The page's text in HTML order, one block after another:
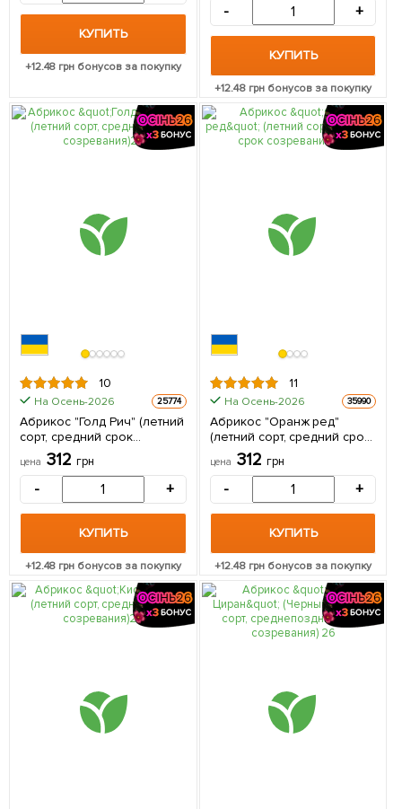
КУПИТЬ
+12.48 грн бонусов за покупку
- +
КУПИТЬ
+12.48 грн бонусов за покупку
10
На Осень-2026 25774
Абрикос "Голд Рич" (летний
сорт, средний срок
созревания) 1 саженец в
упаковке
цена 312 грн
- +
КУПИТЬ
+12.48 грн бонусов за покупку
11
На Осень-2026 35990
Абрикос "Оранж ред"
(летний сорт, средний срок
созревания) 1 саженец в
упаковке
цена 312 грн
- +
КУПИТЬ
+12.48 грн бонусов за покупку